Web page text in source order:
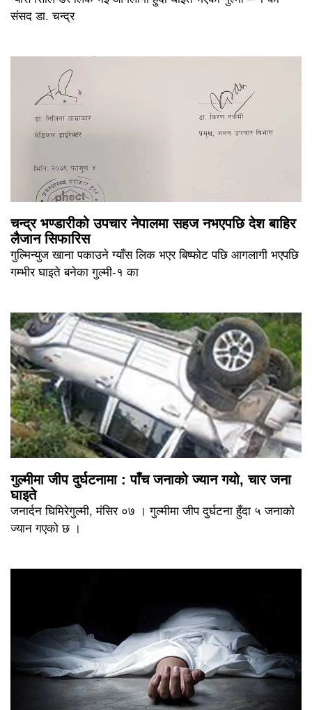
संसद डा. चन्द्र
चन्द्र भण्डारीको उपचार नेपालमा सहज नभएपछि देश बाहिर
लैजान सिफारिस
गुल्मिन्युज खाना पकाउने ग्याँस लिक भएर बिष्फोट पछि आगलागी भएपछि
गम्भीर घाइते बनेका गुल्मी-१ का
गुल्मीमा जीप दुर्घटनामा : पाँच जनाको ज्यान गयो, चार जना
घाइते
जनार्दन घिमिरेगुल्मी, मंसिर ०७ । गुल्मीमा जीप दुर्घटना हुँदा ५ जनाको
ज्यान गएको छ ।